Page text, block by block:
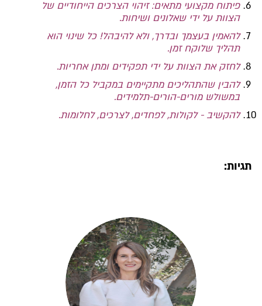
פיתוח מקצועי מתאים: זיהוי הצרכים הייחודיים של
הצוות על ידי שאלונים ושיחות.
להאמין בעצמך ובדרך, ולא להיבהל! כל שינוי הוא
תהליך שלוקח זמן.
לחזק את הצוות על ידי תפקידים ומתן אחריות.
להבין שהתהליכים מתקיימים במקביל כל הזמן,
במשולש מורים-הורים-תלמידים.
להקשיב - לקולות, לפחדים, לצרכים, לחלומות.
תגיות: